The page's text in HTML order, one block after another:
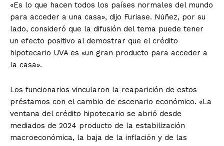
«Es lo que hacen todos los países normales del mundo
para acceder a una casa», dijo Furiase. Núñez, por su
lado, consideró que la difusión del tema puede tener
un efecto positivo al demostrar que el crédito
hipotecario UVA es «un gran producto para acceder a
la casa».
Los funcionarios vincularon la reaparición de estos
préstamos con el cambio de escenario económico. «La
ventana del crédito hipotecario se abrió desde
mediados de 2024 producto de la estabilización
macroeconómica, la baja de la inflación y de las